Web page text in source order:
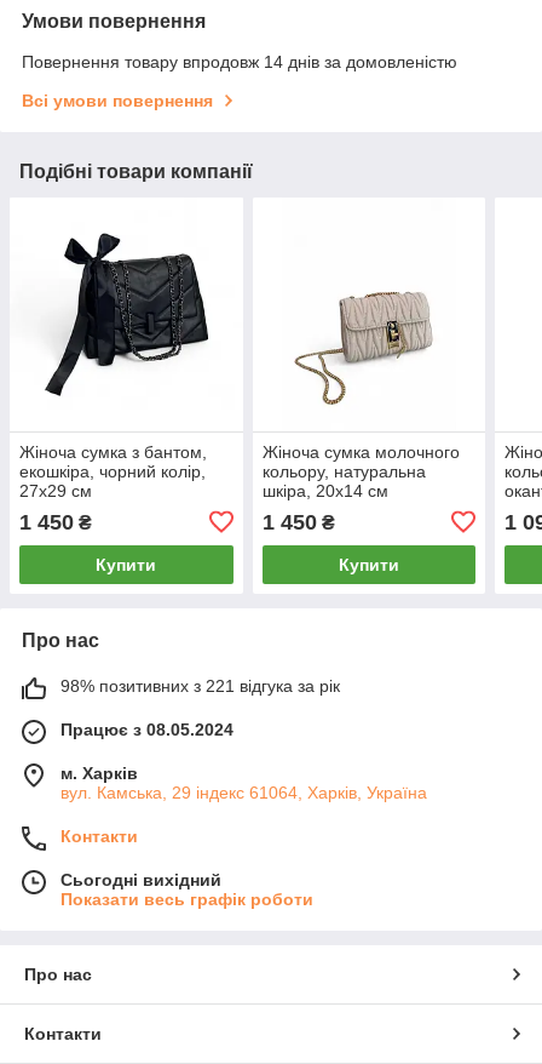
Умови повернення
Повернення товару впродовж 14 днів за домовленістю
Всі умови повернення
Подібні товари компанії
Жіноча сумка з бантом,
екошкіра, чорний колір,
27x29 см
1 450 ₴
Купити
Жіноча сумка молочного
кольору, натуральна
шкіра, 20x14 см
1 450₴
Купити
1
Про нас
98% позитивних з 221 відгука за рік
Працює з 08.05.2024
м. Харків
вул. Камська, 29 індекс 61064, Харків, Україна
Контакти
Сьогодні вихідний
Показати весь графік роботи
Про нас
Контакти